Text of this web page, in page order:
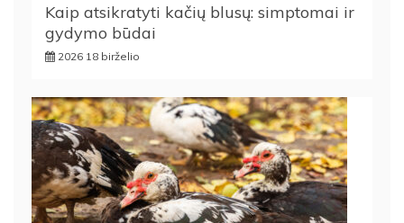
Kaip atsikratyti kačių blusų: simptomai ir
gydymo būdai
2026 18 birželio